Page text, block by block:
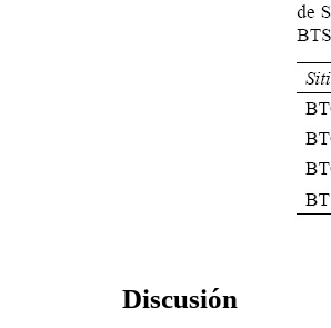
Discusión